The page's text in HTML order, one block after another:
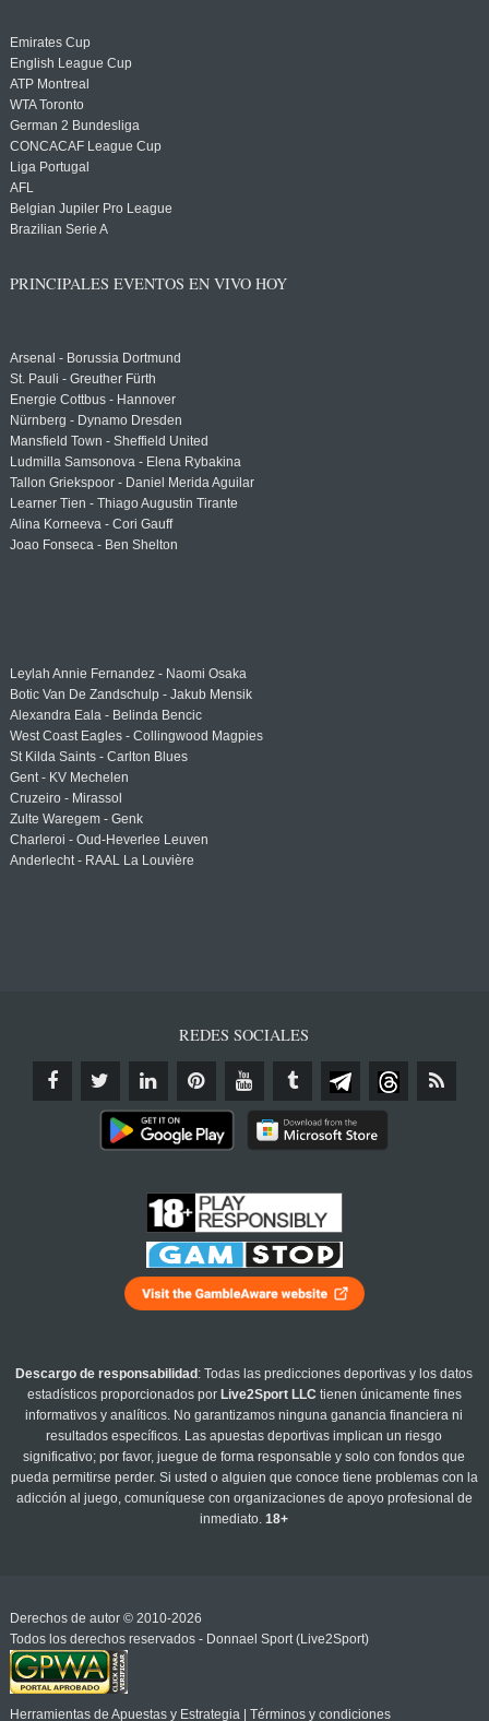
Emirates Cup
English League Cup
ATP Montreal
WTA Toronto
German 2 Bundesliga
CONCACAF League Cup
Liga Portugal
AFL
Belgian Jupiler Pro League
Brazilian Serie A
PRINCIPALES EVENTOS EN VIVO HOY
Arsenal - Borussia Dortmund
St. Pauli - Greuther Fürth
Energie Cottbus - Hannover
Nürnberg - Dynamo Dresden
Mansfield Town - Sheffield United
Ludmilla Samsonova - Elena Rybakina
Tallon Griekspoor - Daniel Merida Aguilar
Learner Tien - Thiago Augustin Tirante
Alina Korneeva - Cori Gauff
Joao Fonseca - Ben Shelton
Leylah Annie Fernandez - Naomi Osaka
Botic Van De Zandschulp - Jakub Mensik
Alexandra Eala - Belinda Bencic
West Coast Eagles - Collingwood Magpies
St Kilda Saints - Carlton Blues
Gent - KV Mechelen
Cruzeiro - Mirassol
Zulte Waregem - Genk
Charleroi - Oud-Heverlee Leuven
Anderlecht - RAAL La Louvière
REDES SOCIALES
Descargo de responsabilidad : Todas las predicciones deportivas y los datos
estadísticos proporcionados por Live2Sport LLC tienen únicamente fines
informativos y analíticos. No garantizamos ninguna ganancia financiera ni
resultados específicos. Las apuestas deportivas implican un riesgo
significativo; por favor, juegue de forma responsable y solo con fondos que
pueda permitirse perder. Si usted o alguien que conoce tiene problemas con la
adicción al juego, comuníquese con organizaciones de apoyo profesional de
inmediato.18+
Derechos de autor © 2010-2026
Todos los derechos reservados - Donnael Sport (Live2Sport)
Herramientas de Apuestas y Estrategia| Términos y condiciones